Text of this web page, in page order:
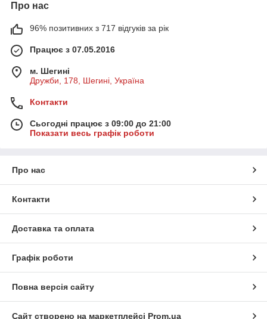
Про нас
96% позитивних з 717 відгуків за рік
Працює з 07.05.2016
м. Шегині
Дружби, 178, Шегині, Україна
Контакти
Сьогодні працює з 09:00 до 21:00
Показати весь графік роботи
Про нас
Контакти
Доставка та оплата
Графік роботи
Повна версія сайту
Сайт створено на маркетплейсі Prom.ua